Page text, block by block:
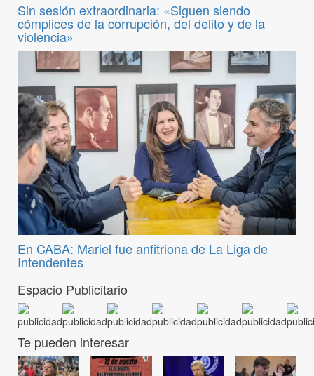
Sin sesión extraordinaria: «Siguen siendo
cómplices de la corrupción, del delito y de la
violencia»
En CABA: Mariel fue anfitriona de La Liga de
Intendentes
Espacio Publicitario
Te pueden interesar